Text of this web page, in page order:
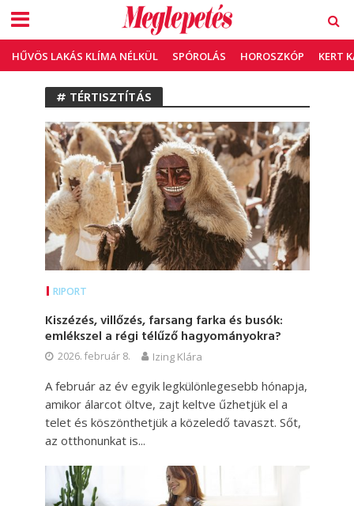
HŰVÖS LAKÁS KLÍMA NÉLKÜL SPÓROLÁS HOROSZKÓP KERT
# TÉRTISZTÍTÁS
RIPORT
Kiszézés, villőzés, farsang farka és busók:
emlékszel a régi télűző hagyományokra?
2026. február 8. Izing Klára
A február az év egyik legkülönlegesebb hónapja,
amikor álarcot öltve, zajt keltve űzhetjük el a
telet és köszönthetjük a közeledő tavaszt. Sőt,
az otthonunkat is...